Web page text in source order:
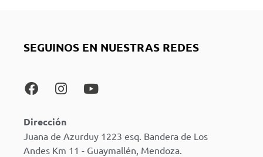
SEGUINOS EN NUESTRAS REDES
Dirección
Juana de Azurduy 1223 esq. Bandera de Los
Andes Km 11 - Guaymallén, Mendoza.